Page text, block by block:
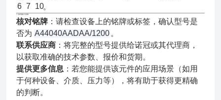
6 7 10。
💡 如何确认与采购
核对铭牌 ：请检查设备上的铭牌或标签，确认型号是
否为 A44040AADAA/1200 。
联系供应商 ：将完整的型号提供给诺冠或其代理商，
以获取准确的技术参数、报价和货期。
提供更多信息 ：若您能提供该元件的应用场景（如用
于何种设备、介质、压力等），将有助于获得更精确
的判断。